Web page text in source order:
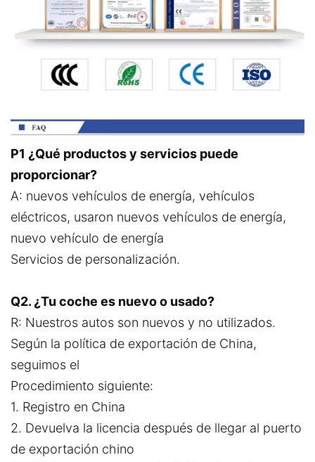
P1 ¿Qué productos y servicios puede
proporcionar?
A: nuevos vehículos de energía, vehículos
eléctricos, usaron nuevos vehículos de energía,
nuevo vehículo de energía
Servicios de personalización.
Q2. ¿Tu coche es nuevo o usado?
R: Nuestros autos son nuevos y no utilizados.
Según la política de exportación de China,
seguimos el
Procedimiento siguiente:
1. Registro en China
2. Devuelva la licencia después de llegar al puerto
de exportación chino